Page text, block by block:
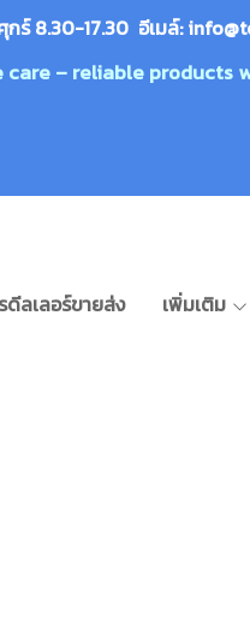
ร์ 8.30-17.30 อีเมล์:
care – reliable
ดีลเลอร์ขายส่ง เพิ่มเติม